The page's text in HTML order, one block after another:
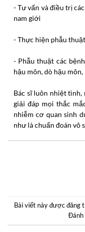
- Tư vấn và điều trị
nam giới
- Thực hiện phẫu
- Phẫu thuật các
hậu môn, dò hậu
Bác sĩ luôn nhiệt tình,
giải đáp mọi thắc
nhiễm cơ quan sinh
như là chuẩn đoán vô
Bài viết này được đăng
Đánh